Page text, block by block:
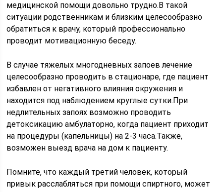
медицинской помощи довольно трудно.В такой
ситуации родственникам и близким целесообразно
обратиться к врачу, который профессионально
проводит мотивационную беседу.
В случае тяжелых многодневных запоев лечение
целесообразно проводить в стационаре, где пациент
избавлен от негативного влияния окружения и
находится под наблюдением круглые сутки.При
недлительных запоях возможно проводить
детоксикацию амбулаторно, когда пациент приходит
на процедуры (капельницы) на 2-3 часа.Также,
возможен выезд врача на дом к пациенту.
Помните, что каждый третий человек, который
привык расслабляться при помощи спиртного, может